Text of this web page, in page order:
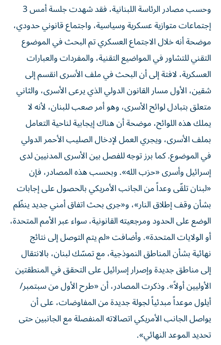
وحسب مصادر الرئاسة اللبنانية، فقد شهدت جلسة أمس 3
إجتماعات متوازية عسكرية وسياسية، واجتماع قانوني حدودي،
موضحة أنه خلال الاجتماع العسكري تم البحث في الموضوع
التقني للتشاور في المواضيع التقنية، والمفردات والعبارات
العسكرية، لافتة إلى أن البحث في ملف الأسرى انقسم إلى
شقين، الأول مسار القانون الدولي الذي يرعى الأسرى، والثاني
متعلق بتبادل لوائح الأسرى، وهو أمر صعب للبنان، لأنه لا
يملك هذه اللوائح، موضحة أن هناك إيجابية لناحية التعامل
بملف الأسرى، ويجري العمل لإدخال الصليب الأحمر الدولي
في الموضوع. كما برز توجه للفصل بين الأسرى المدنيين لدى
إسرائيل وأسرى «حزب الله». وبحسب هذه المصادر، فإن
«لبنان تلقّى وعداً من الجانب الأمريكي بالحصول على إجابات
بشأن وقف إطلاق النار»، و«جرى بحث اتفاق أمني جديد ينظّم
الوضع على الحدود ومرجعيته القانونية، سواء عبر الأمم المتحدة،
أو ​الولايات المتحدة​». وأضافت «لم يتم التوصل إلى نتائج
نهائية بشأن المناطق النموذجية، مع تمسّك لبنان، بالانتقال
إلى مناطق جديدة وإصرار إسرائيل على التحقق في المنطقتين
الأوليين أولاً». وذكرت المصادر، أن «طرح الأول من سبتمبر/
أيلول موعداً مبدئياً لجولة جديدة من المفاوضات، على أن
يواصل الجانب الأمريكي اتصالاته المنفصلة مع الجانبين حتى
تحديد الموعد النهائي».